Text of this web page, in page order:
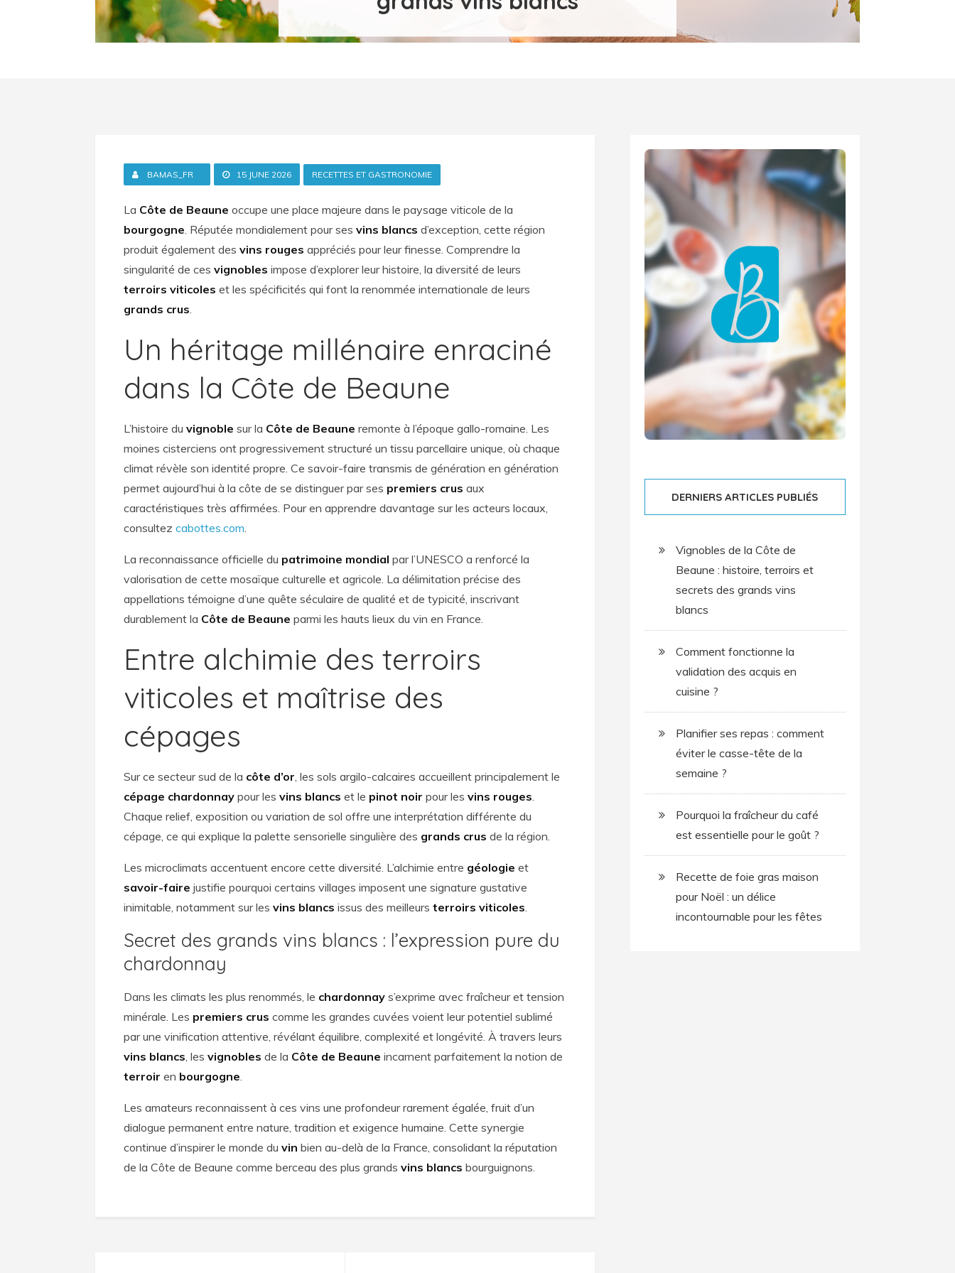
BAMAS_FR 15 JUNE 2026 RECETTES ET GASTRONOMIE
La Côte de Beaune occupe une place majeure dans le paysage viticole de la
bourgogne. Réputée mondialement pour sesvins blancs d’exception, cette région
produit également desvins rouges appréciés pour leur finesse. Comprendre la
singularité de cesvignobles impose d’explorer leur histoire, la diversité de leurs
terroirs viticoles et les spécificités qui font la renommée internationale de leurs
grands crus.
Un héritage millénaire enraciné
dans la Côte de Beaune
L’histoire duvignoble sur la Côte de Beaune remonte à l’époque gallo-romaine. Les
moines cisterciens ont progressivement structuré un tissu parcellaire unique, où chaque
climat révèle son identité propre. Ce savoir-faire transmis de génération en génération
permet aujourd’hui à la côte de se distinguer par ses premiers crus aux
caractéristiques très affirmées. Pour en apprendre davantage sur les acteurs locaux,
consultezcabottes.com.
La reconnaissance officielle du patrimoine mondial par l’UNESCO a renforcé la
valorisation de cette mosaïque culturelle et agricole. La délimitation précise des
appellations témoigne d’une quête séculaire de qualité et de typicité, inscrivant
durablement la Côte de Beaune parmi les hauts lieux du vin en France.
Entre alchimie des terroirs
viticoles et maîtrise des
cépages
Sur ce secteur sud de la côte d’or, les sols argilo-calcaires accueillent principalement le
cépage chardonnay pour lesvins blancs et le pinot noir pour lesvins rouges.
Chaque relief, exposition ou variation de sol offre une interprétation différente du
cépage, ce qui explique la palette sensorielle singulière des grands crus de la région.
Les microclimats accentuent encore cette diversité. L’alchimie entre géologie et
savoir-faire justifie pourquoi certains villages imposent une signature gustative
inimitable, notamment sur lesvins blancs issus des meilleursterroirs viticoles.
Secret des grands vins blancs : l’expression pure du
chardonnay
Dans les climats les plus renommés, le chardonnay s’exprime avec fraîcheur et tension
minérale. Les premiers crus comme les grandes cuvées voient leur potentiel sublimé
par une vinification attentive, révélant équilibre, complexité et longévité. À travers leurs
vins blancs, lesvignobles de la Côte de Beaune incarnent parfaitement la notion de
terroir en bourgogne.
Les amateurs reconnaissent à ces vins une profondeur rarement égalée, fruit d’un
dialogue permanent entre nature, tradition et exigence humaine. Cette synergie
continue d’inspirer le monde duvin bien au-delà de la France, consolidant la réputation
de la Côte de Beaune comme berceau des plus grandsvins blancs bourguignons.
DERNIERS ARTICLES PUBLIÉS
Vignobles de la Côte de
Beaune : histoire, terroirs et
secrets des grands vins
blancs
Comment fonctionne la
validation des acquis en
cuisine ?
Planifier ses repas : comment
éviter le casse-tête de la
semaine ?
Pourquoi la fraîcheur du café
est essentielle pour le goût ?
Recette de foie gras maison
pour Noël : un délice
incontournable pour les fêtes